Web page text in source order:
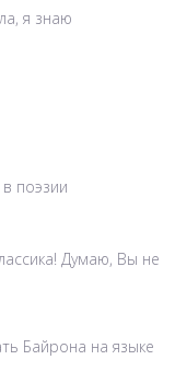
я знаю
поэзии
Думаю, Вы не
Байрона на языке